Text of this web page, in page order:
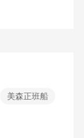
美森正班船